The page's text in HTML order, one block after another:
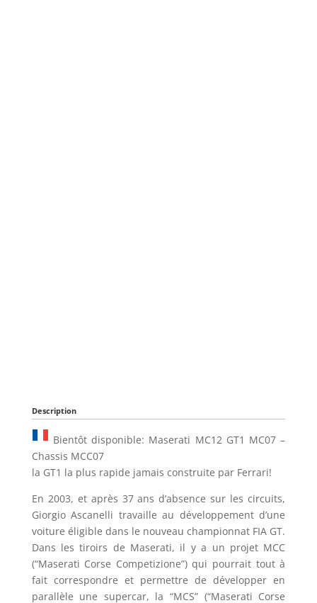
Description
Bientôt disponible: Maserati MC12 GT1 MC07 –
Chassis MCC07
la GT1 la plus rapide jamais construite par Ferrari!
En 2003, et après 37 ans d’absence sur les circuits,
Giorgio Ascanelli travaille au développement d’une
voiture éligible dans le nouveau championnat FIA GT.
Dans les tiroirs de Maserati, il y a un projet MCC
(“Maserati Corse Competizione”) qui pourrait tout à
fait correspondre et permettre de développer en
parallèle une supercar, la “MCS” (“Maserati Corse